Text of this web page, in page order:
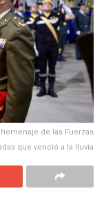
de las Fuerzas
que venció a la lluvia